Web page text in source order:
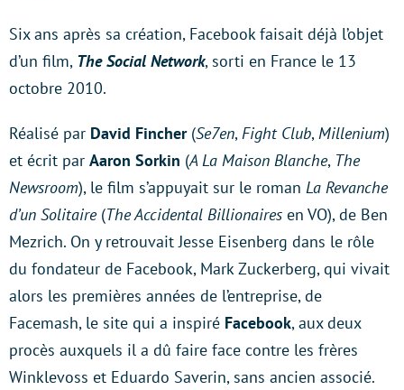
Six ans après sa création, Facebook faisait déjà l’objet
d’un film, The Social Network, sorti en France le 13
octobre 2010.
Réalisé par David Fincher(Se7en,Fight Club,Millenium)
et écrit par Aaron Sorkin (A La Maison Blanche, The
Newsroom), le film s’appuyait sur le roman La Revanche
d’un Solitaire(The Accidental Billionaires en VO), de Ben
Mezrich. On y retrouvait Jesse Eisenberg dans le rôle
du fondateur de Facebook, Mark Zuckerberg, qui vivait
alors les premières années de l’entreprise, de
Facemash, le site qui a inspiré Facebook, aux deux
procès auxquels il a dû faire face contre les frères
Winklevoss et Eduardo Saverin, sans ancien associé.